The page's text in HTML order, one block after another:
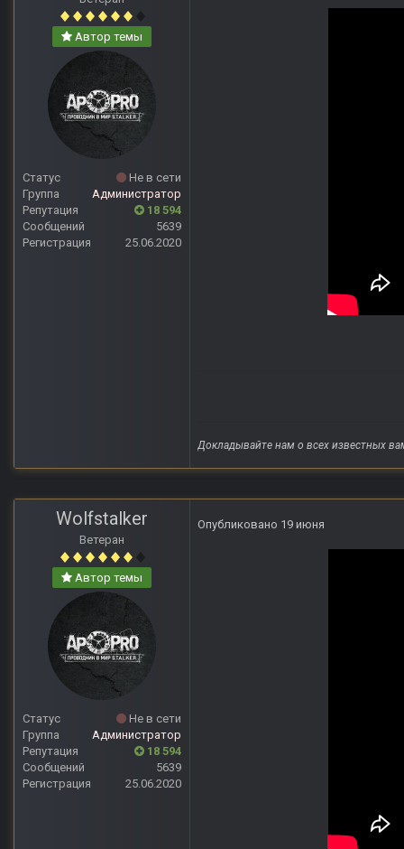
Автор темы
Статус
Не в сети
Группа
Администратор
Репутация
18 594
Сообщений
5639
Регистрация
25.06.2020
Докладывайте нам о всех известных
Wolfstalker
Ветеран
Автор темы
Статус
Не в сети
Группа
Администратор
Репутация
18 594
Сообщений
5639
Регистрация
25.06.2020
Опубликовано 19 июня